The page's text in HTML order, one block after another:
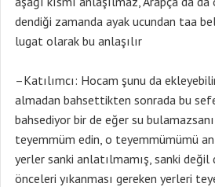
dendiği zamanda ayak ucundan taa
lugat olarak bu anlaşılır
–Katılımcı: Hocam şunu da
almadan bahsettikten sonrada bu
bahsediyor bir de eğer su
teyemmüm edin, o teyemmümümü
yerler sanki anlatılmamış, sanki değil
önceleri yıkanması gereken yerleri